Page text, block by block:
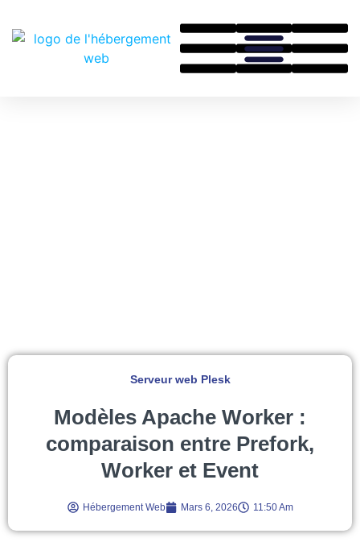
Serveur web Plesk
Modèles Apache Worker :
comparaison entre Prefork,
Worker et Event
Hébergement Web Mars 6, 2026 11:50 Am